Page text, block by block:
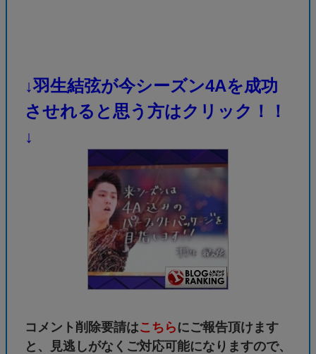
↓羽生結弦が今シーズン4Aを成功
させれると思う方はクリック！！
↓
コメント削除要請はこちら にご報告頂けます
と、見逃しがなくご対応可能になりますので、